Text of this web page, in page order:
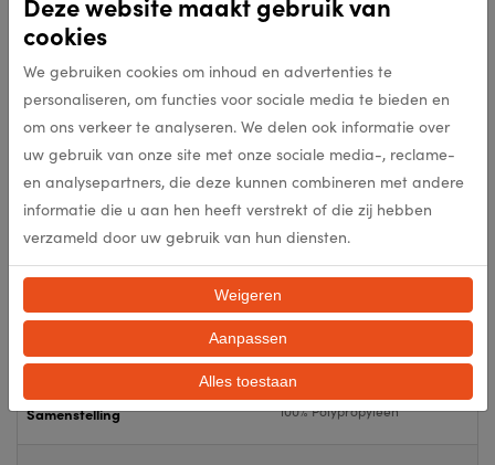
Artikelnummer 305207
Kleur 6414
Punten per m2 1000000
Poolhoogte (mm) 11mm
Totaal gewicht per m2 (gr/m2 2950g/m2
Samenstelling 100% Polypropyleen
cookies
We gebruiken cookies om inhoud en advertenties te
personaliseren, om functies voor sociale media te bieden en
om ons verkeer te analyseren. We delen ook informatie over
uw gebruik van onze site met onze sociale media-, reclame-
en analysepartners, die deze kunnen combineren met andere
informatie die u aan hen heeft verstrekt of die zij hebben
verzameld door uw gebruik van hun diensten.
Weigeren
Aanpassen
Alles toestaan